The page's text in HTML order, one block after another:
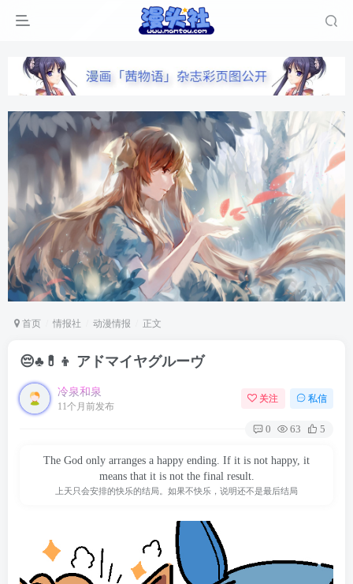
首页 情报社 动漫情报 正文
😔♣️💊👦 アドマイヤグルーヴ
冷泉和泉
11个月前发布
关注 私信
0 63 5
The God only arranges a happy ending. If it is not happy, it
means that it is not the final result.
上天只会安排的快乐的结局。如果不快乐，说明还不是最后结局